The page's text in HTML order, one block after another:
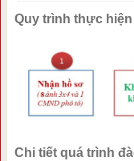
Quy trình thực hiện
Chi tiết quá trình